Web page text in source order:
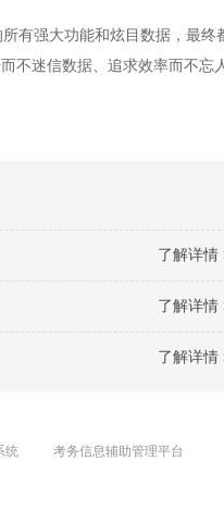
有强大功能和炫目数据，最终
不迷信数据、追求效率而不忘
了解详情
了解详情
了解详情
统 考务信息辅助管理平台